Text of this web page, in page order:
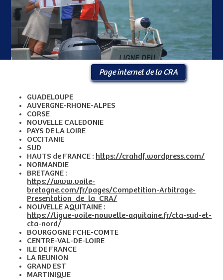
Page internet de la CRA
GUADELOUPE
AUVERGNE-RHONE-ALPES
CORSE
NOUVELLE CALEDONIE
PAYS DE LA LOIRE
OCCITANIE
SUD
HAUTS de FRANCE : https://crahdf.wordpress.com/
NORMANDIE
BRETAGNE :
https://www.voile-
bretagne.com/fr/pages/Competition-Arbitrage-
Presentation_de_la_CRA/
NOUVELLE AQUITAINE :
https://ligue-voile-nouvelle-aquitaine.fr/cta-sud-et-
cta-nord/
BOURGOGNE FCHE-COMTE
CENTRE-VAL-DE-LOIRE
ILE DE FRANCE
LA REUNION
GRAND EST
MARTINIQUE